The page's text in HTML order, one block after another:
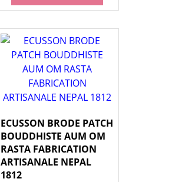
ECUSSON BRODE PATCH
BOUDDHISTE AUM OM
RASTA FABRICATION
ARTISANALE NEPAL
1812